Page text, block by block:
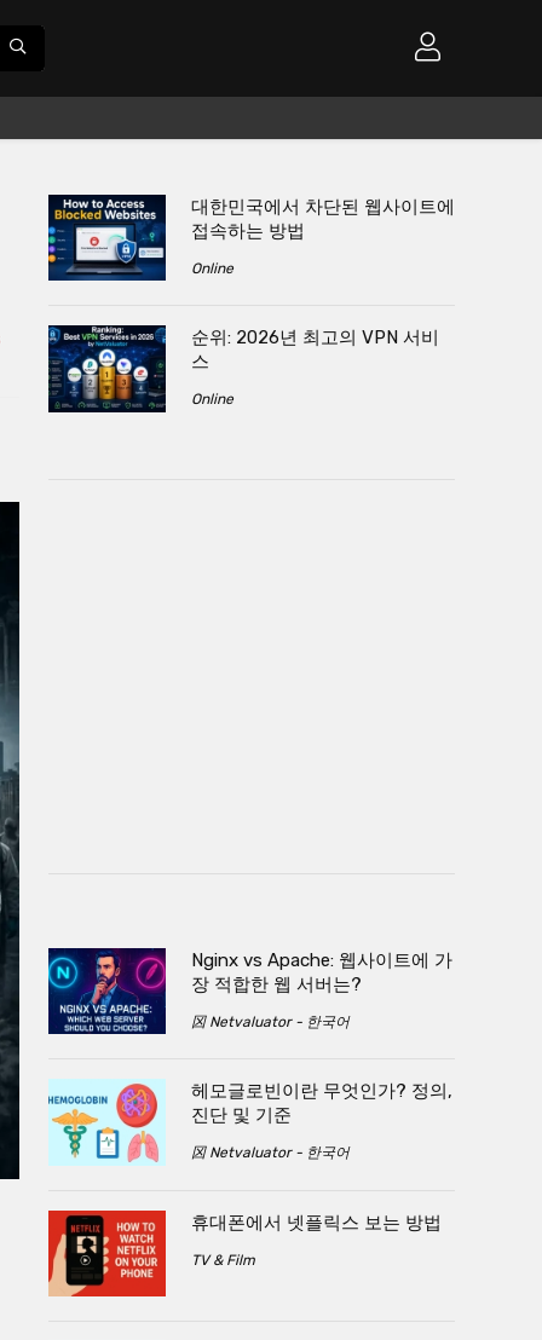
대한민국에서 차단된 웹사이트에
접속하는 방법
Online
순위: 2026년 최고의 VPN 서비
스
Online
Nginx vs Apache: 웹사이트에 가
장 적합한 웹 서버는?
龱 Netvaluator - 한국어
헤모글로빈이란 무엇인가? 정의,
진단 및 기준
龱 Netvaluator - 한국어
휴대폰에서 넷플릭스 보는 방법
TV & Film